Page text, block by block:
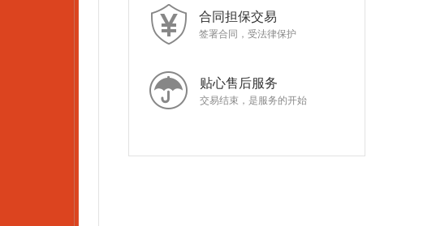
合同担保交易
签署合同，受法律保护
贴心售后服务
交易结束，是服务的开始